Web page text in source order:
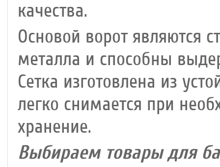
качества.
Основой ворот являются
металла и способны
Сетка изготовлена из
легко снимается при
хранение.
Выбираем товары для